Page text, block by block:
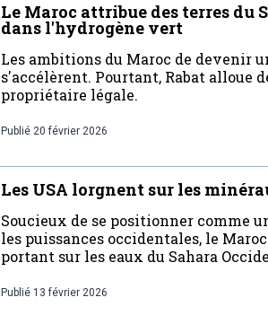
Le Maroc attribue des terres du
dans l'hydrogène vert
Les ambitions du Maroc de devenir
s'accélèrent. Pourtant, Rabat alloue
propriétaire légale.
Publié 20 février 2026
Les USA lorgnent sur les
Soucieux de se positionner comme
les puissances occidentales, le
portant sur les eaux du Sahara
Publié 13 février 2026